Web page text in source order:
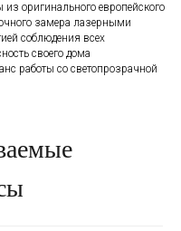
оригинального европейского
замера лазерными
соблюдения всех
своего дома
работы со светопрозрачной